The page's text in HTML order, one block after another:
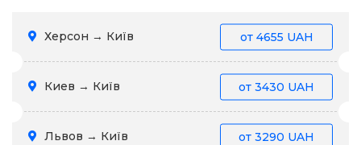
Херсон → Київ от 4655 UAH
Киев → Київ от 3430 UAH
Львов → Київ от 3290 UAH